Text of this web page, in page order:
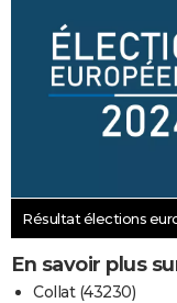
Résultat élections
En savoir plus
Collat (43230)